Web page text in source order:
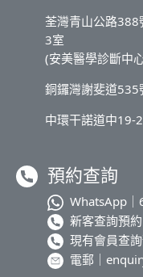
荃灣青山公路
3室
(安美醫學診斷中
銅鑼灣謝斐道535
中環干諾道中19-
預約查詢
WhatsApp｜
新客查詢預約
現有會員查詢
電郵｜